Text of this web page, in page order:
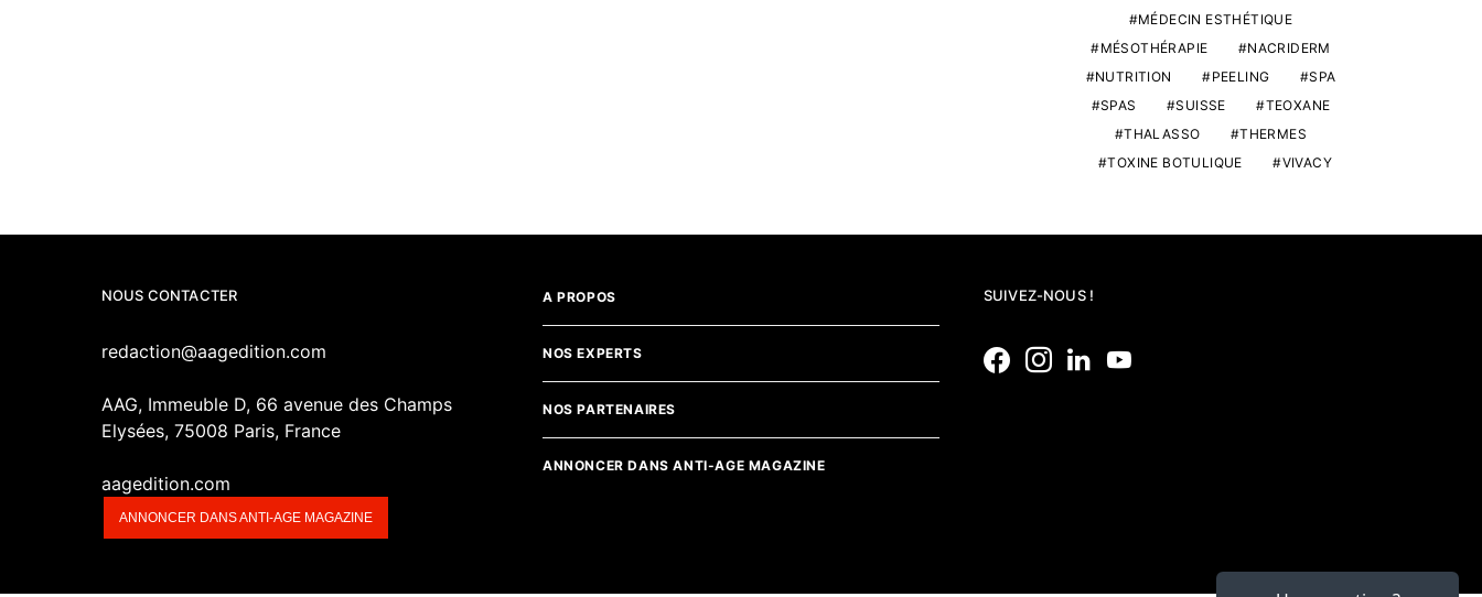
MÉDECIN ESTHÉTIQUE
MÉSOTHÉRAPIE
NACRIDERM
NUTRITION
PEELING
SPA
SPAS
SUISSE
TEOXANE
THALASSO
THERMES
TOXINE BOTULIQUE
VIVACY
NOUS CONTACTER
redaction@aagedition.com
AAG, Immeuble D, 66 avenue des Champs
Elysées, 75008 Paris, France
aagedition.com
ANNONCER DANS ANTI-AGE MAGAZINE
A PROPOS
NOS EXPERTS
NOS PARTENAIRES
ANNONCER DANS ANTI-AGE MAGAZINE
SUIVEZ-NOUS !